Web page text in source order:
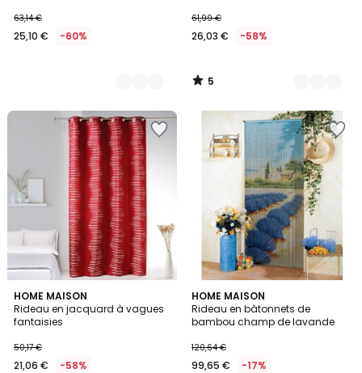
63,14 €
25,10 € -60%
61,99 €
26,03 € -58%
5
/
HOME MAISON
Rideau en jacquard à vagues
fantaisies
50,17 €
21,06 € -58%
4
Couleurs
HOME MAISON
Rideau en bâtonnets de
bambou champ de lavande
120,64 €
99,65 € -17%